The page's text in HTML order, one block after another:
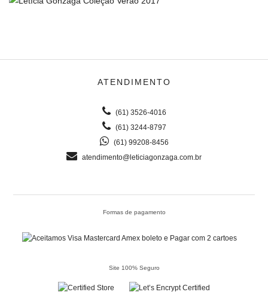
ATENDIMENTO
(61) 3526-4016
(61) 3244-8797
(61) 99208-8456
atendimento@leticiagonzaga.com.br
Formas de pagamento
Site 100% Seguro